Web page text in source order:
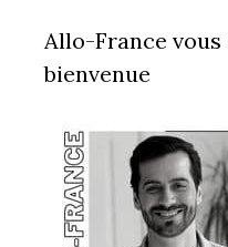
Allo-France
bienvenue